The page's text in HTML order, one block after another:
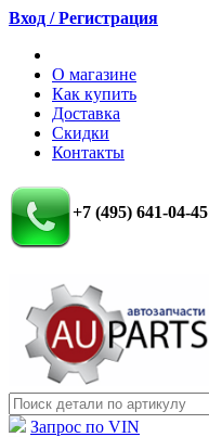
Вход / Регистрация
О магазине
Как купить
Доставка
Скидки
Контакты
+7 (495) 641-04-45
Запрос по VIN